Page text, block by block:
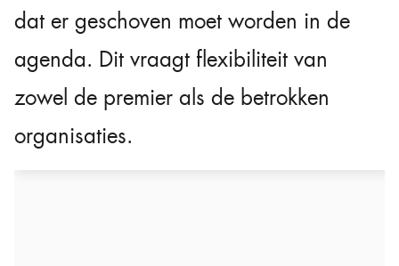
dat er geschoven moet worden in de
agenda. Dit vraagt flexibiliteit van
zowel de premier als de betrokken
organisaties.